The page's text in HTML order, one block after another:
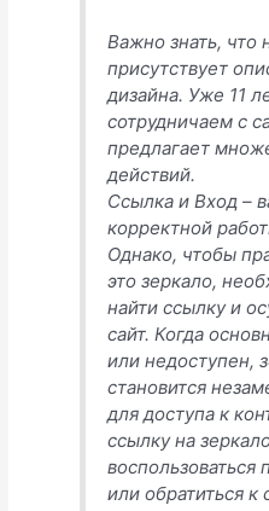
Важно знать, что
присутствует
дизайна. Уже 11
сотрудничаем с
предлагает
действий.
Ссылка и Вход –
корректной
Однако, чтобы
это зеркало,
найти ссылку и
сайт. Когда
или недоступен,
становится
для доступа к
ссылку на
воспользоваться
или обратиться